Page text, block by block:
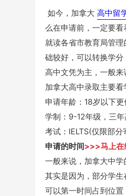
如今，加拿大 高中留
么在申请前，一定要看
就读各省市教育局管
础较好，可以转换学
高中文凭为主，一般来
加拿大高中录取主要
申请年龄：18岁以下更
学制：9-12年级，三
考试：IELTS(仅限部分
申请的时间>>>马上在
一般来说，加拿大中学
其实是因为，部分学
可以第一时间占到位